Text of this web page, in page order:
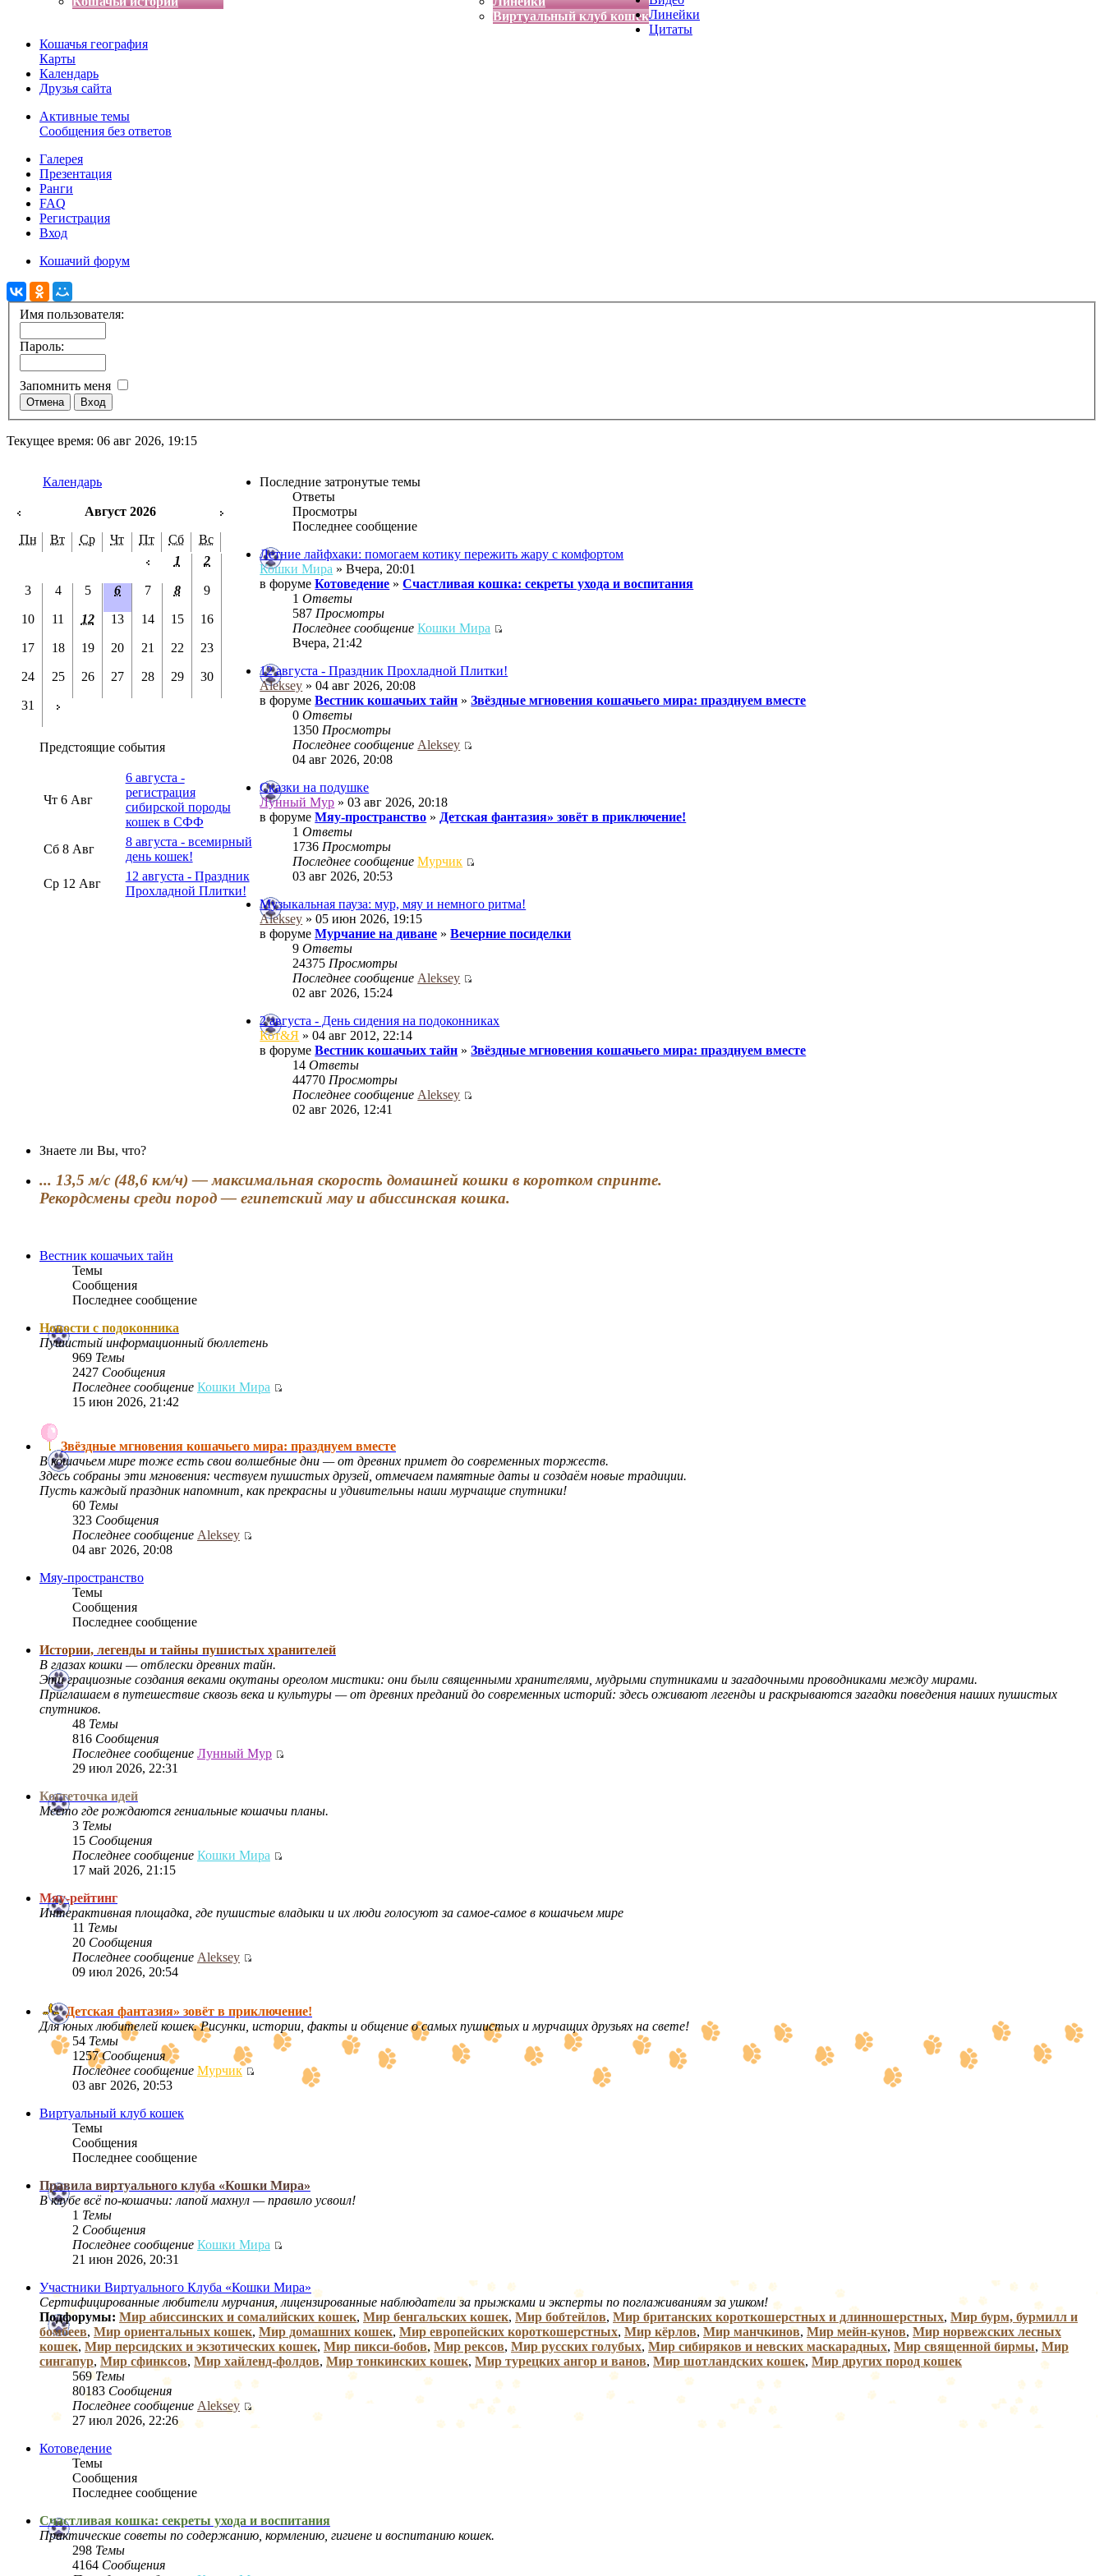
Виртуальный клуб кошекЛинейки
Цитаты
Кошачья география
Карты
Календарь
Друзья сайта
Активные темы
Сообщения без ответов
Галерея
Презентация
Ранги
FAQ
Регистрация
Вход
Кошачий форум
Имя пользователя:
Пароль:
Запомнить меня
Текущее время: 06 авг 2026, 19:15
Календарь
Август 2026
Пн
Вт Ср Чт Пт Сб
Вс
1
2
3 4 5 6 7 8 9
10 11 12 13 14 15 16
17 18 19 20 21 22 23
24 25 26 27 28 29 30
31
Предстоящие события
Чт 6 Авг
6 августа -
регистрация
сибирской породы
кошек в СФФ
Сб 8 Авг
8 августа - всемирный
день кошек!
Ср 12 Авг
12 августа - Праздник
Прохладной Плитки!
Последние затронутые темы
Ответы
Просмотры
Последнее сообщение
Летние лайфхаки: помогаем котику пережить жару с комфортом
Кошки Мира » Вчера, 20:01
в форумеКотоведение »Счастливая кошка: секреты ухода и воспитания
1Ответы
587 Просмотры
Последнее сообщениеКошки Мира
Вчера, 21:42
12 августа - Праздник Прохладной Плитки!
Aleksey » 04 авг 2026, 20:08
в форумеВестник кошачьих тайн »Звёздные мгновения кошачьего мира: празднуем вместе
0Ответы
1350 Просмотры
Последнее сообщение Aleksey
04 авг 2026, 20:08
Сказки на подушке
Лунный Мур » 03 авг 2026, 20:18
в форумеМяу-пространство » Детская фантазия» зовёт в приключение!
1Ответы
1736 Просмотры
Последнее сообщениеМурчик
03 авг 2026, 20:53
Музыкальная пауза: мур, мяу и немного ритма!
Aleksey » 05 июн 2026, 19:15
в форумеМурчание на диване »Вечерние посиделки
9Ответы
24375 Просмотры
Последнее сообщение Aleksey
02 авг 2026, 15:24
2 августа - День сидения на подоконниках
Кот&Я » 04 авг 2012, 22:14
в форумеВестник кошачьих тайн »Звёздные мгновения кошачьего мира: празднуем вместе
14Ответы
44770 Просмотры
Последнее сообщение Aleksey
02 авг 2026, 12:41
Знаете ли Вы, что?
... 13,5 м/с (48,6 км/ч) — максимальная скорость домашней кошки в коротком спринте.
Рекордсмены среди пород — египетский мау и абиссинская кошка.
Вестник кошачьих тайн
Темы
Сообщения
Последнее сообщение
Новости с подоконника
Пушистый информационный бюллетень
969 Темы
2427 Сообщения
Последнее сообщение Кошки Мира
15 июн 2026, 21:42
Звёздные мгновения кошачьего мира: празднуем вместе
В кошачьем мире тоже есть свои волшебные дни — от древних примет до современных торжеств.
Здесь собраны эти мгновения: чествуем пушистых друзей, отмечаем памятные даты и создаём новые традиции.
Пусть каждый праздник напомнит, как прекрасны и удивительны наши мурчащие спутники!
60 Темы
323 Сообщения
Последнее сообщение Aleksey
04 авг 2026, 20:08
Мяу-пространство
Темы
Сообщения
Последнее сообщение
Истории, легенды и тайны пушистых хранителей
В глазах кошки — отблески древних тайн.
Эти грациозные создания веками окутаны ореолом мистики: они были священными хранителями, мудрыми спутниками и загадочными проводниками между мирами.
Приглашаем в путешествие сквозь века и культуры — от древних преданий до современных историй: здесь оживают легенды и раскрываются загадки поведения наших пушистых
спутников.
48 Темы
816 Сообщения
Последнее сообщение Лунный Мур
29 июл 2026, 22:31
Когтеточка идей
Место где рождаются гениальные кошачьи планы.
3 Темы
15 Сообщения
Последнее сообщение Кошки Мира
17 май 2026, 21:15
Мяу-рейтинг
Интерактивная площадка, где пушистые владыки и их люди голосуют за самое-самое в кошачьем мире
11 Темы
20 Сообщения
Последнее сообщение Aleksey
09 июл 2026, 20:54
Детская фантазия» зовёт в приключение!
Для юных любителей кошек. Рисунки, истории, факты и общение о самых пушистых и мурчащих друзьях на свете!
54 Темы
1257Сообщения
Последнее сообщение Мурчик
03 авг 2026, 20:53
Виртуальный клуб кошек
Темы
Сообщения
Последнее сообщение
Правила виртуального клуба «Кошки Мира»
В клубе всё по‑кошачьи: лапой махнул — правило усвоил!
1 Темы
2 Сообщения
Последнее сообщение Кошки Мира
21 июн 2026, 20:31
Участники Виртуального Клуба «Кошки Мира»
Сертифицированные любители мурчания, лицензированные наблюдатели за прыжками и эксперты по поглаживаниям за ушком!
Подфорумы: Мир абиссинских и сомалийских кошек, Мир бенгальских кошек, Мир бобтейлов, Мир британских короткошерстных и длинношерстных, Мир бурм, бурмилл и
бомбеев, Мир ориентальных кошек, Мир домашних кошек, Мир европейских короткошерстных, Мир кёрлов, Мир манчкинов, Мир мейн-кунов, Мир норвежских лесных
кошек, Мир персидских и экзотических кошек, Мир пикси-бобов,Мир рексов, Мир русских голубых, Мир сибиряков и невских маскарадных, Мир священной бирмы, Мир
сингапур, Мир сфинксов, Мир хайленд-фолдов,Мир тонкинских кошек, Мир турецких ангор и ванов, Мир шотландских кошек, Мир других пород кошек
569Темы
80183 Сообщения
Последнее сообщение Aleksey
27 июл 2026, 22:26
Котоведение
Темы
Сообщения
Последнее сообщение
Счастливая кошка: секреты ухода и воспитания
Практические советы по содержанию, кормлению, гигиене и воспитанию кошек.
298 Темы
4164 Сообщения